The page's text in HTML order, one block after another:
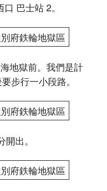
巴士站 2。
地獄前。我們是計
步行一小段路。
出。